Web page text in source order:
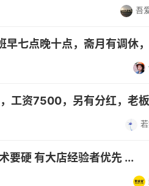
吾
七点晚十点，斋月有调休
工资7500，另有分红，老
要硬 有大店经验者优先 ...